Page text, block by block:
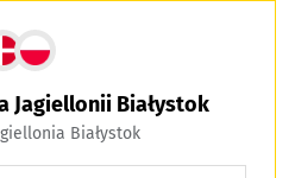
Jagiellonii Białystok
Białystok